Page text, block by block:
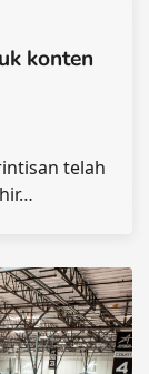
konten
telah